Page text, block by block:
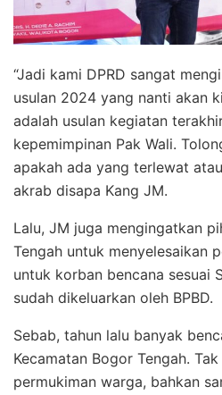
“Jadi kami DPRD sangat
usulan 2024 yang nanti akan
adalah usulan kegiatan
kepemimpinan Pak Wali.
apakah ada yang terlewat
akrab disapa Kang JM.
Lalu, JM juga mengingatkan
Tengah untuk menyelesaikan
untuk korban bencana sesuai
sudah dikeluarkan oleh BPBD.
Sebab, tahun lalu banyak
Kecamatan Bogor Tengah.
permukiman warga, bahkan